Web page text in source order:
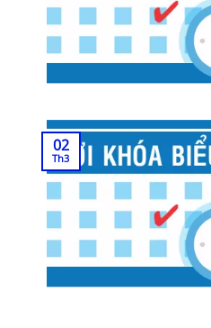
02
Th3